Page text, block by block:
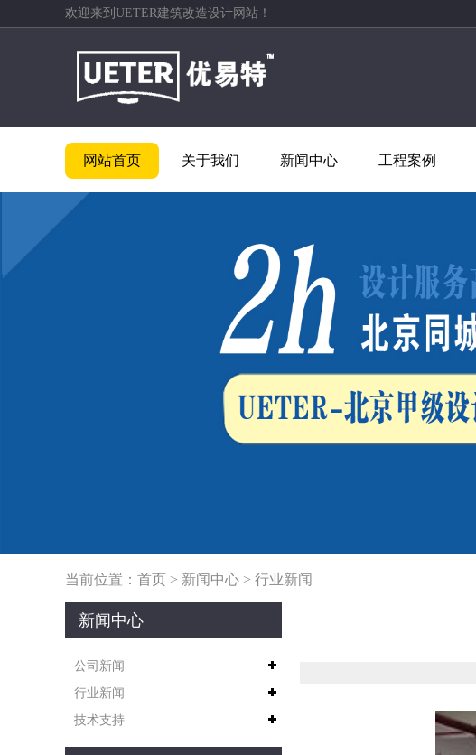
欢迎来到UETER建筑改造设计网站！
网站首页 关于我们 新闻中心 工程案例
当前位置： 首页 > 新闻中心 > 行业新闻
新闻中心
公司新闻
行业新闻
技术支持